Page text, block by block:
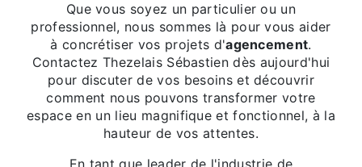
Que vous soyez un particulier ou un
professionnel, nous sommes là pour vous aider
à concrétiser vos projets d'agencement.
Contactez Thezelais Sébastien dès aujourd'hui
pour discuter de vos besoins et découvrir
comment nous pouvons transformer votre
espace en un lieu magnifique et fonctionnel, à la
hauteur de vos attentes.